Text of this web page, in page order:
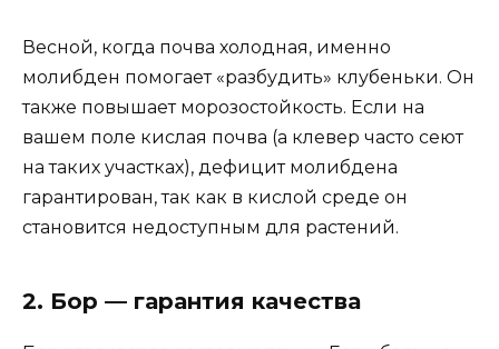
Весной, когда почва холодная, именно
молибден помогает «разбудить» клубеньки. Он
также повышает морозостойкость. Если на
вашем поле кислая почва (а клевер часто сеют
на таких участках), дефицит молибдена
гарантирован, так как в кислой среде он
становится недоступным для растений.
2. Бор — гарантия качества